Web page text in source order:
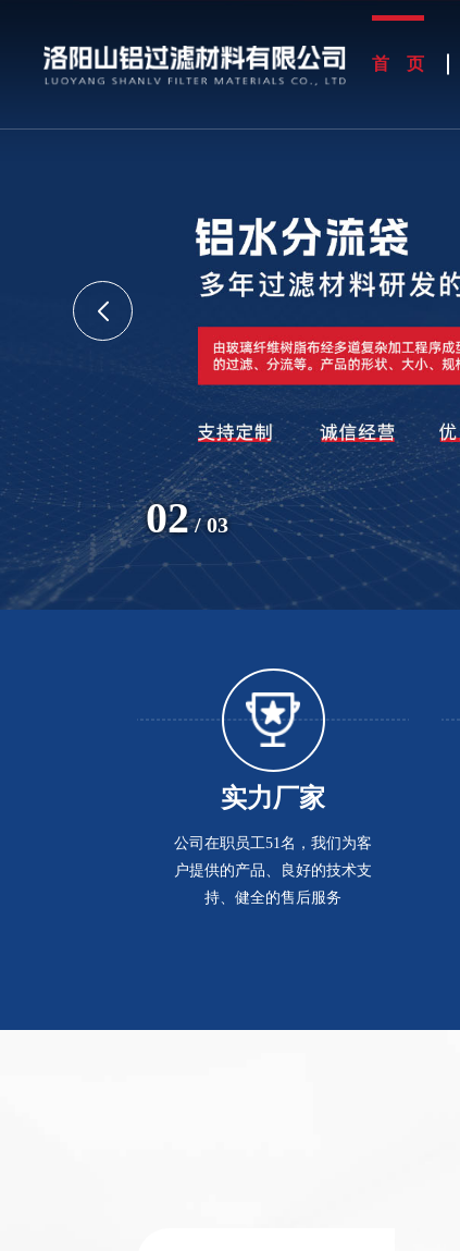
首 页
02/ 03
实力厂家
公司在职员工51名，我们为客
户提供的产品、良好的技术支
持、健全的售后服务